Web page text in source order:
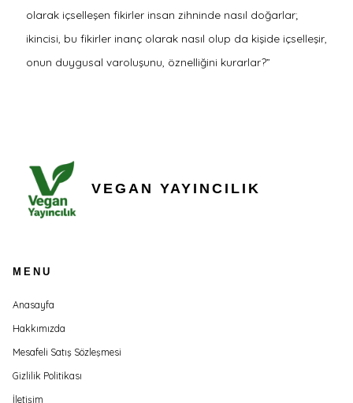
olarak içselleşen fikirler insan zihninde nasıl doğarlar;
ikincisi, bu fikirler inanç olarak nasıl olup da kişide içselleşir,
onun duygusal varoluşunu, öznelliğini kurarlar?”
VEGAN YAYINCILIK
MENU
Anasayfa
Hakkımızda
Mesafeli Satış Sözleşmesi
Gizlilik Politikası
İletişim